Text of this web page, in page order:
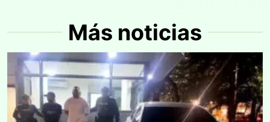
Más noticias